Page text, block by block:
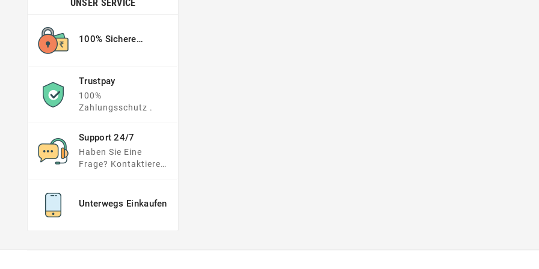
UNSER SERVICE
100% Sichere
Trustpay
100%
Zahlungsschutz .
Support 24/7
Haben Sie Eine
Frage? Kontaktieren
Unterwegs Einkaufen